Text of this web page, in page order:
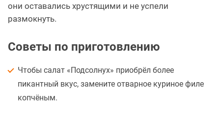
они оставались хрустящими и не успели
размокнуть.
Советы по приготовлению
Чтобы салат «Подсолнух» приобрёл более
пикантный вкус, замените отварное куриное филе
копчёным.